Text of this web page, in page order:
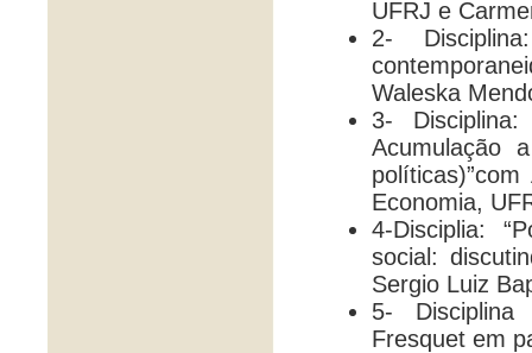
UFRJ e
2-
Waleska
3-
Acumulação
Economia,
4-Disciplia:
social:
Sergio Luiz
5- Disciplina
Fresquet em